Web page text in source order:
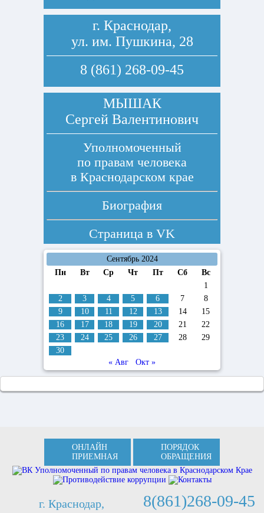
г. Краснодар,
ул. им. Пушкина, 28
8 (861) 268-09-45
МЫШАК
Сергей Валентинович
Уполномоченный
по правам человека
в Краснодарском крае
Биография
Страница в VK
Сентябрь 2024
Пн
Вт Ср Чт Пт Сб
Вс
1
2
3 4 5 6 7
8
9
10 11 12 13 14
15
16
17 18 19 20 21
22
23
24 25 26 27 28
29
30
« Авг
Окт »
ОНЛАЙН
ПРИЕМНАЯ
ПОРЯДОК
ОБРАЩЕНИЯ
г. Краснодар,
8(861)268-09-45